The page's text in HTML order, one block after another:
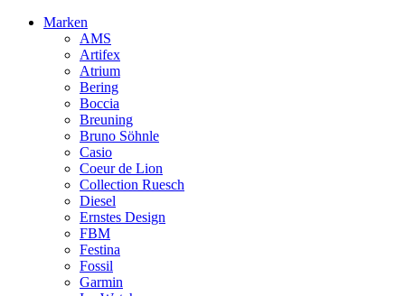
Marken
AMS
Artifex
Atrium
Bering
Boccia
Breuning
Bruno Söhnle
Casio
Coeur de Lion
Collection Ruesch
Diesel
Ernstes Design
FBM
Festina
Fossil
Garmin